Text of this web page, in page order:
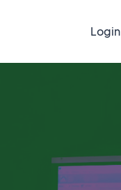
Login